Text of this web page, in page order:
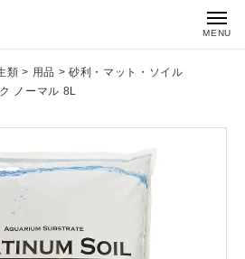
MENU
類 用品
砂利・マット・ソイル
ノーマル 8L